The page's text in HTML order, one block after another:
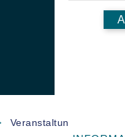
Veranstaltungen der